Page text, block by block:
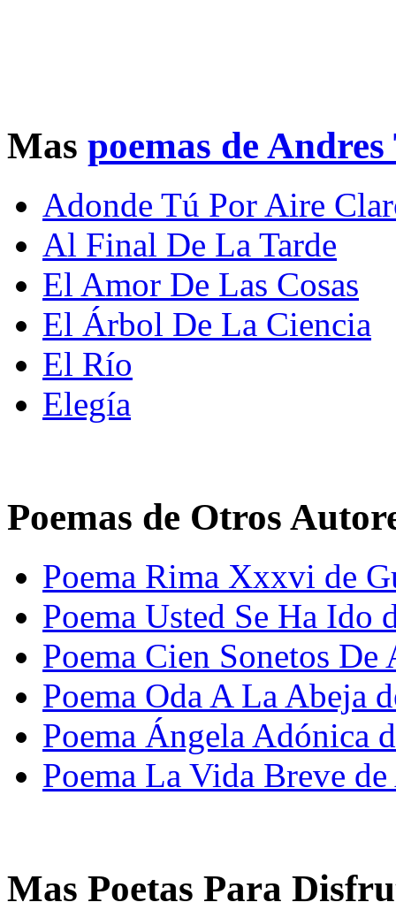
Mas poemas de
Adonde Tú Por Aire
Al Final De La Tarde
El Amor De Las Cosas
El Árbol De La Ciencia
El Río
Elegía
Poemas de Otros
Poema Rima Xxxvi de
Poema Usted Se Ha Ido
Poema Cien Sonetos
Poema Oda A La Abeja
Poema Ángela Adónica
Poema La Vida Breve
Mas Poetas Para